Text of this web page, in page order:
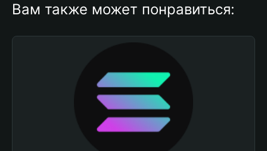
Вам также может понравиться: